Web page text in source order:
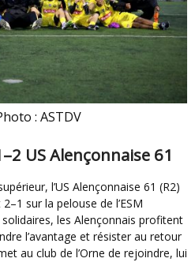
: ASTDV
US Alençonnaise 61
sur la pelouse de l’ESM
les Alençonnais profitent
l’avantage et résister au retour
au club de l’Orne de rejoindre, lui